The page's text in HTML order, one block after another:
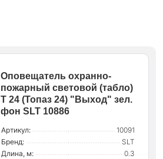
Оповещатель охранно-
пожарный световой (табло)
Т 24 (Топаз 24) "Выход" зел.
фон SLT 10886
Артикул:
10091
Бренд:
SLT
Длина, м:
0.3